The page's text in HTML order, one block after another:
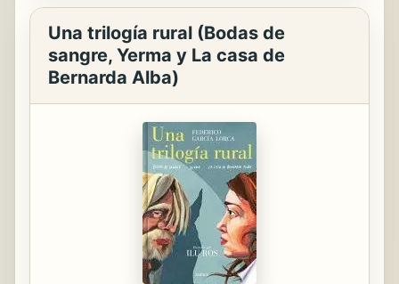
Una trilogía rural (Bodas de
sangre, Yerma y La casa de
Bernarda Alba)